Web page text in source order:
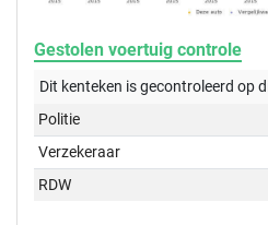
Gestolen voertuig controle
Dit kenteken is gecontroleerd op
Politie
Verzekeraar
RDW